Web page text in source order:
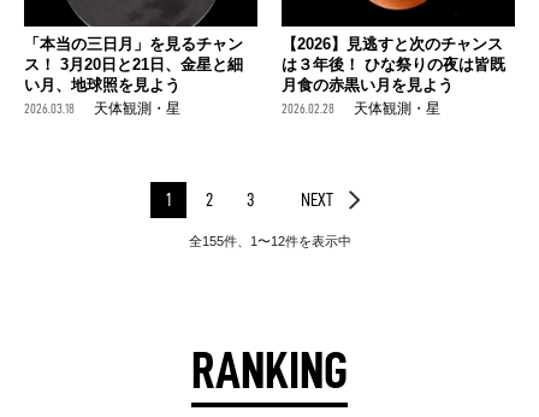
「本当の三日月」を見るチャン
ス！ 3月20日と21日、金星と細
い月、地球照を見よう
2026.03.18 天体観測・星
【2026】見逃すと次のチャンス
は３年後！ ひな祭りの夜は皆既
月食の赤黒い月を見よう
2026.02.28 天体観測・星
1 2 3 NEXT
全155件、1〜12件を表示中
RANKING